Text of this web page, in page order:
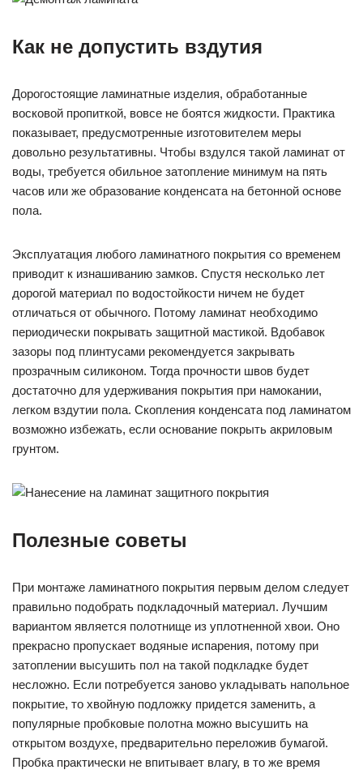
Как не допустить вздутия
Дорогостоящие ламинатные изделия, обработанные
восковой пропиткой, вовсе не боятся жидкости. Практика
показывает, предусмотренные изготовителем меры
довольно результативны. Чтобы вздулся такой ламинат от
воды, требуется обильное затопление минимум на пять
часов или же образование конденсата на бетонной основе
пола.
Эксплуатация любого ламинатного покрытия со временем
приводит к изнашиванию замков. Спустя несколько лет
дорогой материал по водостойкости ничем не будет
отличаться от обычного. Потому ламинат необходимо
периодически покрывать защитной мастикой. Вдобавок
зазоры под плинтусами рекомендуется закрывать
прозрачным силиконом. Тогда прочности швов будет
достаточно для удерживания покрытия при намокании,
легком вздутии пола. Скопления конденсата под ламинатом
возможно избежать, если основание покрыть акриловым
грунтом.
Полезные советы
При монтаже ламинатного покрытия первым делом следует
правильно подобрать подкладочный материал. Лучшим
вариантом является полотнище из уплотненной хвои. Оно
прекрасно пропускает водяные испарения, потому при
затоплении высушить пол на такой подкладке будет
несложно. Если потребуется заново укладывать напольное
покрытие, то хвойную подложку придется заменить, а
популярные пробковые полотна можно высушить на
открытом воздухе, предварительно переложив бумагой.
Пробка практически не впитывает влагу, в то же время